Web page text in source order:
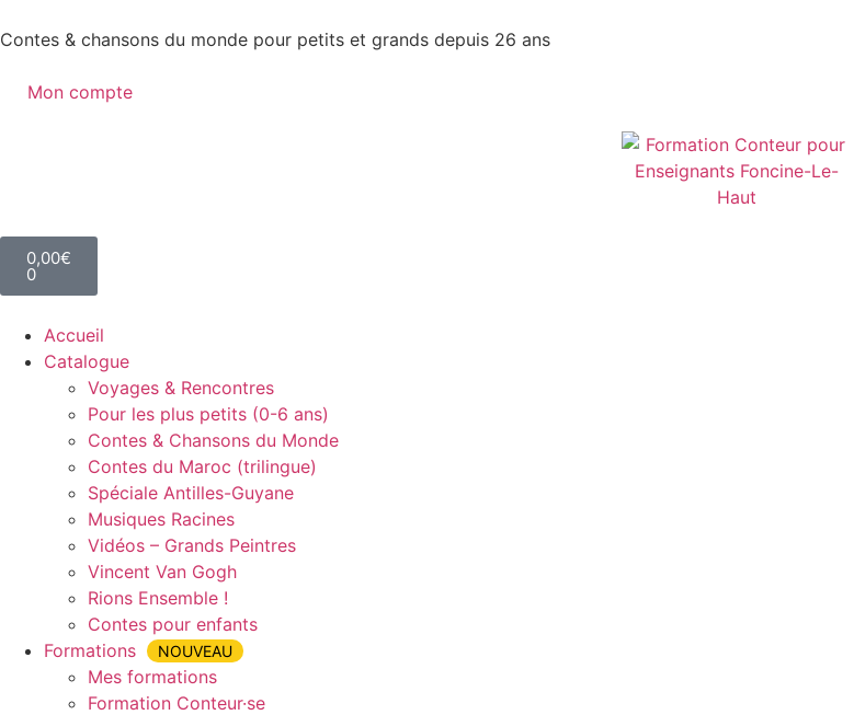
Contes & chansons du monde pour petits et grands depuis 26 ans
Mon compte
0,00€
0
Accueil
Catalogue
Voyages & Rencontres
Pour les plus petits (0-6 ans)
Contes & Chansons du Monde
Contes du Maroc (trilingue)
Spéciale Antilles-Guyane
Musiques Racines
Vidéos – Grands Peintres
Vincent Van Gogh
Rions Ensemble !
Contes pour enfants
Formations
NOUVEAU
Mes formations
Formation Conteur·se